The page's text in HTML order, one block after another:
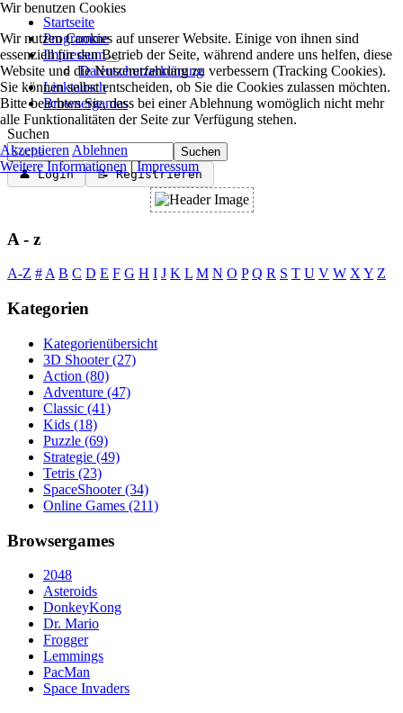
Startseite
Programme
Impressum
Datenschutzerklärung
Linktausch
Browsergames
Suchen
Suchen
👤 Login
📝 Registrieren
A - z
A-Z #A B C D E F G H I J K L M N O P Q R S T U V W XY Z
Kategorien
Kategorienübersicht
3D Shooter(27)
Action (80)
Adventure (47)
Classic (41)
Kids (18)
Puzzle (69)
Strategie (49)
Tetris (23)
SpaceShooter(34)
Online Games (211)
Browsergames
2048
Asteroids
DonkeyKong
Dr. Mario
Frogger
Lemmings
PacMan
Space Invaders
Wir benutzen Cookies
Wir nutzen Cookies auf unserer Website. Einige von ihnen sind
essenziell für den Betrieb der Seite, während andere uns helfen, diese
Website und die Nutzererfahrung zu verbessern (Tracking Cookies).
Sie können selbst entscheiden, ob Sie die Cookies zulassen möchten.
Bitte beachten Sie, dass bei einer Ablehnung womöglich nicht mehr
alle Funktionalitäten der Seite zur Verfügung stehen.
Akzeptieren Ablehnen
Weitere Informationen|Impressum